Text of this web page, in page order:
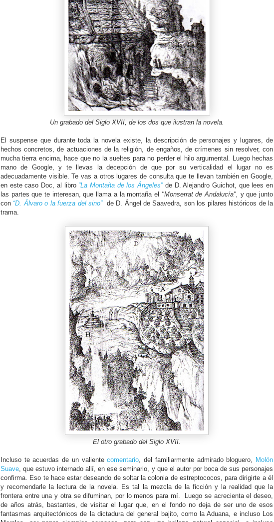
Un grabado del Siglo XVII, de los dos que ilustran la novela.
El suspense que durante toda la novela existe, la descripción de personajes y lugares, de
hechos concretos, de actuaciones de la religión, de engaños, de crímenes sin resolver, con
mucha tierra encima, hace que no la sueltes para no perder el hilo argumental. Luego hechas
mano de Google, y te llevas la decepción de que por su verticalidad el lugar no es
adecuadamente visible. Te vas a otros lugares de consulta que te llevan también en Google,
en este caso Doc, al libro “La Montaña de los Ángeles” de D. Alejandro Guichot, que lees en
las partes que te interesan, que llama a la montaña el "Monserrat de Andalucía", y que junto
con “D. Álvaro o la fuerza del sino”
de D. Ángel de Saavedra, son los pilares históricos de la
trama.
El otro grabado del Siglo XVII.
Incluso te acuerdas de un valientecomentario, del familiarmente admirado bloguero, Molón
Suave, que estuvo internado allí, en ese seminario, y que el autor por boca de sus personajes
confirma. Eso te hace estar deseando de soltar la colonia de estreptococos, para dirigirte a él
y recomendarle la lectura de la novela. Es tal la mezcla de la ficción y la realidad que la
frontera entre una y otra se difuminan, por lo menos para mí. Luego se acrecienta el deseo,
de años atrás, bastantes, de visitar el lugar que, en el fondo no deja de ser uno de esos
fantasmas arquitectónicos de la dictadura del general bajito, como la Aduana, e incluso Los